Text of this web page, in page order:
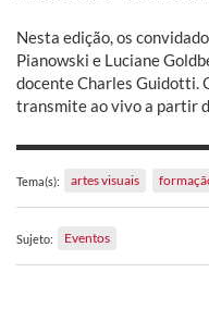
Nesta edição, os
Pianowski e Luciane
docente Charles Guidotti.
transmite ao vivo a partir
Tema(s): artes visuais
Sujeto: Eventos